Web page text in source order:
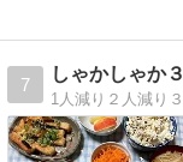
7
しゃかしゃか